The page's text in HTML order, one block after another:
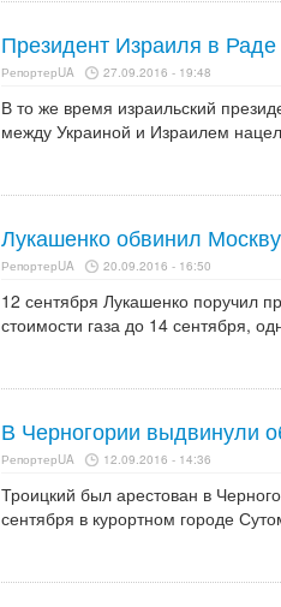
Президент Израиля в
РепортерUA 27.09.2016 - 19:48
В то же время израильский
между Украиной и Израилем
Лукашенко обвинил
РепортерUA 20.09.2016 - 16:50
12 сентября Лукашенко поручил
стоимости газа до 14 сентября,
В Черногории выдвинули
РепортерUA 12.09.2016 - 14:36
Троицкий был арестован в
сентября в курортном городе